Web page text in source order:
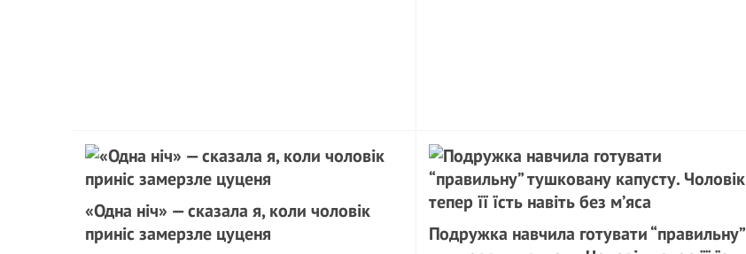
«Одна ніч» — сказала я, коли чоловік
приніс замерзле цуценя
Подружка навчила готувати “правильну”